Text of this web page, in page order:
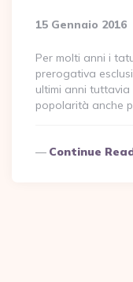
15 Gennaio 2016
Per molti anni i
prerogativa
ultimi anni
popolarità anche
Continue